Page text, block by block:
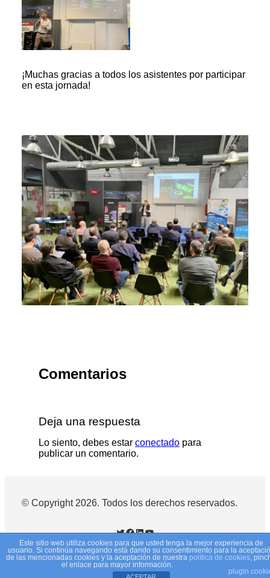
¡Muchas gracias a todos los asistentes por participar
en esta jornada!
Comentarios
Deja una respuesta
Lo siento, debes estar conectado para
publicar un comentario.
© Copyright 2026. Todos los derechos reservados.
Twitter Facebook LinkedIn YouTube
Política de privacidad•Términos y condiciones
Este sitio web utiliza cookies para que usted tenga la mejor experiencia de
usuario. Si continúa navegando está dando su consentimiento para la
de las mencionadas cookies y la aceptación de nuestra política de cookies,
el enlace para mayor información.
plugin